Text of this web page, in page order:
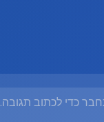
כדי לכתוב תגובה.